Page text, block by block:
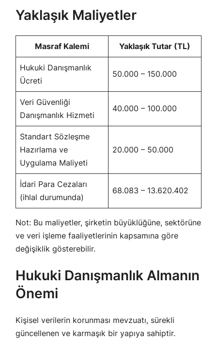
Yaklaşık Maliyetler
Masraf Kalemi Yaklaşık Tutar (TL)
Hukuki Danışmanlık
Ücreti
50.000 – 150.000
Veri Güvenliği
Danışmanlık Hizmeti
40.000 – 100.000
Standart Sözleşme
Hazırlama ve
Uygulama Maliyeti
20.000 – 50.000
İdari Para Cezaları
(ihlal durumunda)
68.083 – 13.620.402
Not: Bu maliyetler, şirketin büyüklüğüne, sektörüne
ve veri işleme faaliyetlerinin kapsamına göre
değişiklik gösterebilir.
Hukuki Danışmanlık Almanın
Önemi
Kişisel verilerin korunması mevzuatı, sürekli
güncellenen ve karmaşık bir yapıya sahiptir.